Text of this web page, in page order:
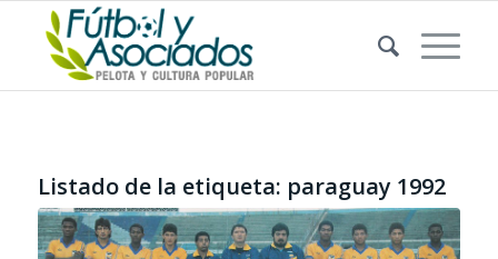
Listado de la etiqueta: paraguay 1992